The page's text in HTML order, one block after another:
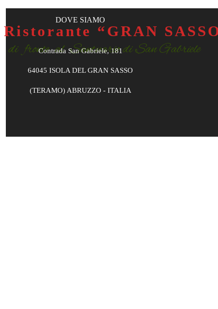
DOVE SIAMO
Contrada San Gabriele, 181
64045 ISOLA DEL GRAN SASSO
(TERAMO) ABRUZZO - ITALIA
Ristorante “GRAN
di fronte al Santuario di San Gabriele